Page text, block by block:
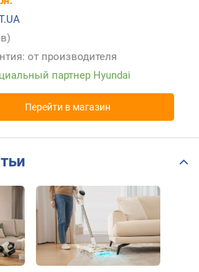
от производителя
партнер Hyundai
Перейти в магазин